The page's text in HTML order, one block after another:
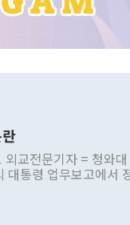
교전문기자 = 청와
대통령 업무보고에서
을 거치지 않은 사안